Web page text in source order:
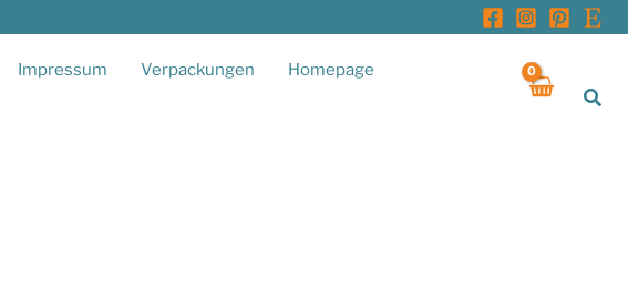
Impressum Verpackungen Homepage